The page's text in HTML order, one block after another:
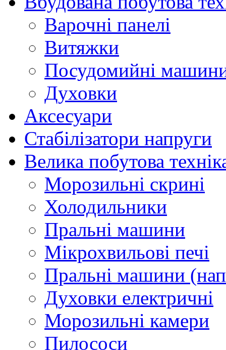
Варочні панелі
Витяжки
Посудомийні
Духовки
Аксесуари
Стабілізатори напруги
Велика побутова
Морозильні скрині
Холодильники
Пральні машини
Мікрохвильові печі
Пральні машини
Духовки електричні
Морозильні камери
Пилососи